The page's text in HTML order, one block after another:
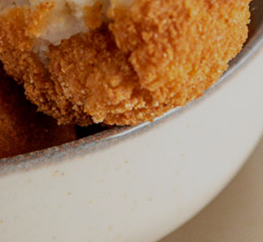
Naslovnica
Proizvodi
Recepti